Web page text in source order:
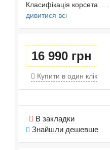
Класифікація корсета
дивитися всі
16 990 грн
Купити в один клік
В закладки
Знайшли дешевше